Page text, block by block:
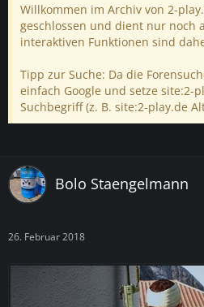
Willkommen im Archiv von 2-
geschlossen und dient nur noch
interaktiven Funktionen sind
Tipp zur Suche: Da die
einfach Google und setze site:2-
Suchbegriff (z. B. site:2-play.de
Bolo Staengelmann
26. Februar 2018